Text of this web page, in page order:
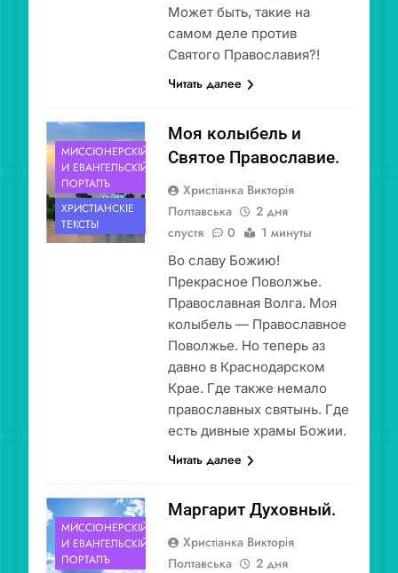
Может быть, такие на
самом деле против
Святого Православия?!
Читать далее
МИССІОНЕ́РСКІЙ
И ЕВАНГЕ́ЛЬСКІЙ
ПОРТА́ЛЪ
ХРИСТІА́НСКІЕ
ТЕ́КСТЫ
Моя колыбель и
Святое Православие.
Христіанка Викторія
Полтавська
2 дня
спустя
0 1 минуты
Во славу Божию!
Прекрасное Поволжье.
Православная Волга. Моя
колыбель — Православное
Поволжье. Но теперь аз
давно в Краснодарском
Крае. Где также немало
православных святынь. Где
есть дивные храмы Божии.
Читать далее
МИССІОНЕ́РСКІЙ
И ЕВАНГЕ́ЛЬСКІЙ
ПОРТА́ЛЪ
Маргарит Духовный.
Христіанка Викторія
Полтавська
2 дня